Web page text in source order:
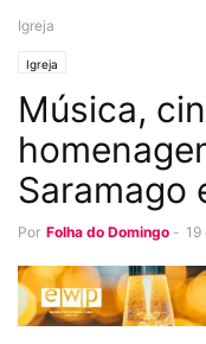
Igreja
Igreja
Música,
Saramago
Por Folha do Domingo - 19